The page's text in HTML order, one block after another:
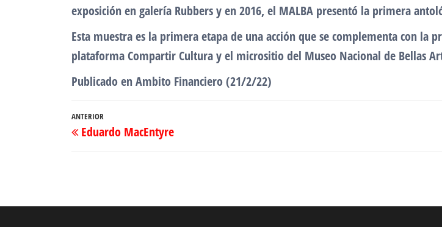
exposición en galería Rubbers y en 2016, el MALBA presentó la primera
Esta muestra es la primera etapa de una acción que se complementa con la
plataforma Compartir Cultura y el micrositio del Museo Nacional de Bellas
Publicado en Ambito Financiero (21/2/22)
Navegación
de
Entrada
anterior
ANTERIOR
Eduardo MacEntyre